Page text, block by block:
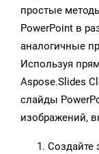
простые
PowerPoint в
аналогичные
Используя
Aspose.Slides
слайды
изображений,
Создайте